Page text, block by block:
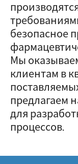
безопасное
Мы
клиентам в
предлагаем
для
процессов.